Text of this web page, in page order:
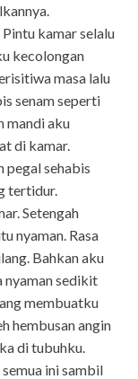
kamar selalu
kecolongan
masa lalu
senam seperti
mandi aku
di kamar.
pegal sehabis
tertidur.
Setengah
nyaman. Rasa
Bahkan aku
nyaman sedikit
membuatku
hembusan angin
di tubuhku.
ini sambil